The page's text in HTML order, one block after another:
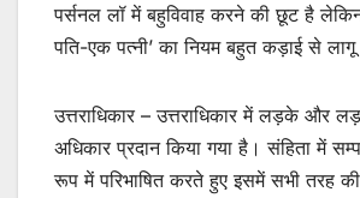
पर्सनल लॉ में बहुविवाह करने की छूट है
पति-एक पत्नी’ का नियम बहुत कड़ाई से लागू
उत्तराधिकार – उत्तराधिकार में लड़के और
अधिकार प्रदान किया गया है। संहिता में
रूप में परिभाषित करते हुए इसमें सभी तरह